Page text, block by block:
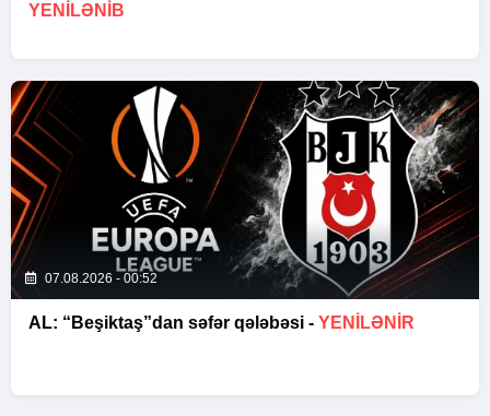
YENİLƏNİB
07.08.2026 - 00:52
AL: “Beşiktaş”dan səfər qələbəsi - YENİLƏNİR